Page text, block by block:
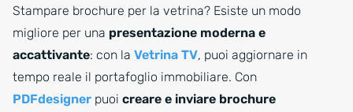
Stampare brochure per la vetrina? Esiste un modo
migliore per una presentazione moderna e
accattivante: con la Vetrina TV, puoi aggiornare in
tempo reale il portafoglio immobiliare. Con
PDFdesigner puoi creare e inviare brochure